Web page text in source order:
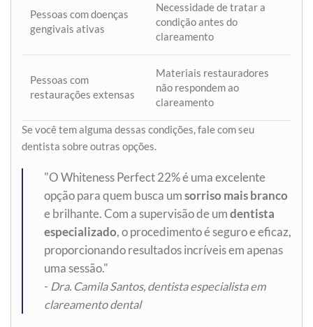
Pessoas com doenças
gengivais ativas
Necessidade de tratar a
condição antes do
clareamento
Pessoas com
restaurações extensas
Materiais restauradores
não respondem ao
clareamento
Se você tem alguma dessas condições, fale com seu
dentista sobre outras opções.
"O Whiteness Perfect 22% é uma excelente
opção para quem busca um sorriso mais branco
e brilhante. Com a supervisão de um dentista
especializado, o procedimento é seguro e eficaz,
proporcionando resultados incríveis em apenas
uma sessão."
- Dra. Camila Santos, dentista especialista em
clareamento dental